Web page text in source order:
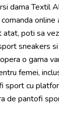
dama Textil
online
atat, poti sa
sneakers
o gama
femei,
sport cu
de pantofi